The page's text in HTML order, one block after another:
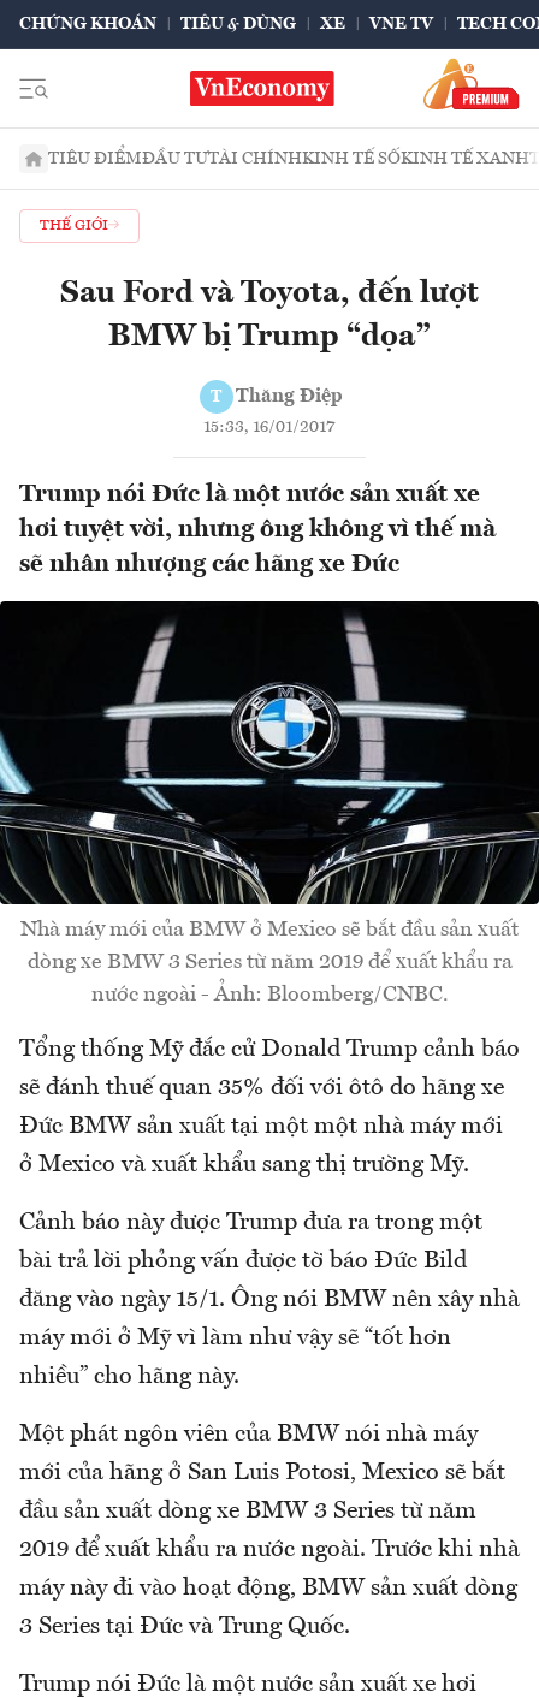
CHỨNG KHOÁN TIÊU & DÙNG XE VNE TV TECH
TIÊU ĐIỂMĐẦU TƯTÀI CHÍNHKINH TẾ SỐKINH TẾ XANH
THẾ GIỚI
Sau Ford và Toyota, đến lượt
BMW bị Trump “dọa”
T Thăng Điệp
15:33, 16/01/2017
Trump nói Đức là một nước sản xuất xe
hơi tuyệt vời, nhưng ông không vì thế mà
sẽ nhân nhượng các hãng xe Đức
Nhà máy mới của BMW ở Mexico sẽ bắt đầu sản xuất
dòng xe BMW 3 Series từ năm 2019 để xuất khẩu ra
nước ngoài - Ảnh: Bloomberg/CNBC.
Tổng thống Mỹ đắc cử Donald Trump cảnh báo
sẽ đánh thuế quan 35% đối với ôtô do hãng xe
Đức BMW sản xuất tại một một nhà máy mới
ở Mexico và xuất khẩu sang thị trường Mỹ.
Cảnh báo này được Trump đưa ra trong một
bài trả lời phỏng vấn được tờ báo Đức Bild
đăng vào ngày 15/1. Ông nói BMW nên xây nhà
máy mới ở Mỹ vì làm như vậy sẽ “tốt hơn
nhiều” cho hãng này.
Một phát ngôn viên của BMW nói nhà máy
mới của hãng ở San Luis Potosi, Mexico sẽ bắt
đầu sản xuất dòng xe BMW 3 Series từ năm
2019 để xuất khẩu ra nước ngoài. Trước khi nhà
máy này đi vào hoạt động, BMW sản xuất dòng
3 Series tại Đức và Trung Quốc.
Trump nói Đức là một nước sản xuất xe hơi